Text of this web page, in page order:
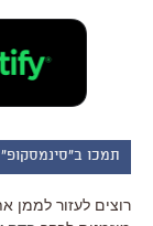
תמכו ב"סינמסקופ"
רוצים לעזור לממן